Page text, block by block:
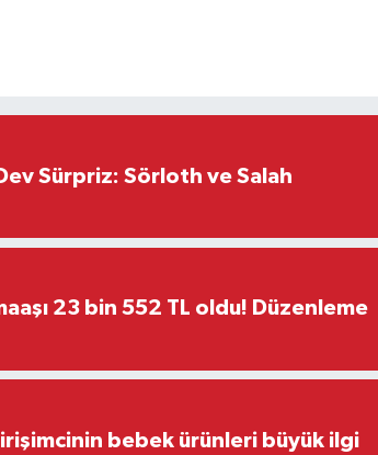
Sürpriz: Sörloth ve Salah
23 bin 552 TL oldu! Düzenleme
bebek ürünleri büyük ilgi